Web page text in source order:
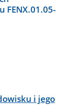
FENX.01.05-
i jego